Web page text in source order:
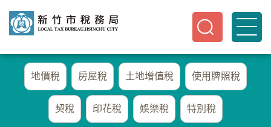
地價稅 房屋稅 土地增值稅 使用牌照稅
契稅 印花稅 娛樂稅 特別稅